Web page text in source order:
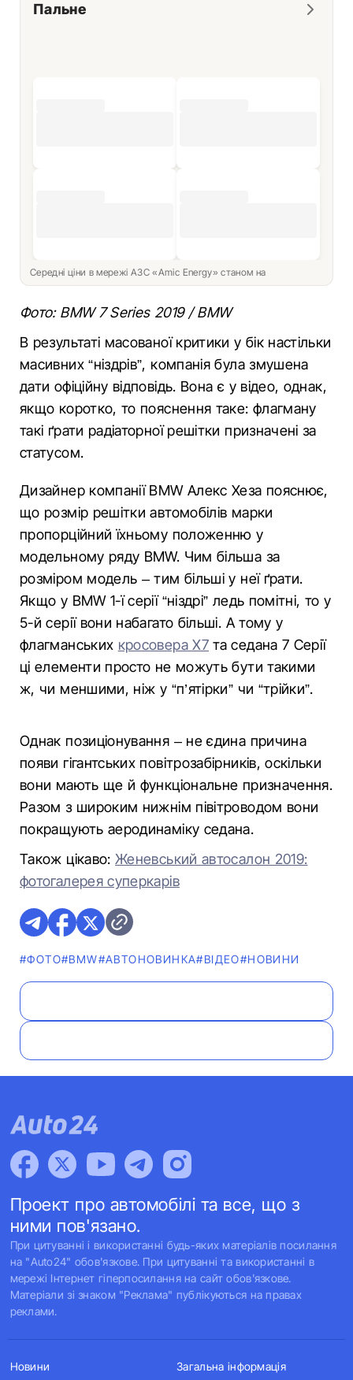
Пальне
Середні ціни в мережі АЗС «Amic Energy» станом на
Фото: BMW 7 Series 2019 / BMW
В результаті масованої критики у бік настільки
масивних “ніздрів”, компанія була змушена
дати офіційну відповідь. Вона є у відео, однак,
якщо коротко, то пояснення таке: флагману
такі ґрати радіаторної решітки призначені за
статусом.
Дизайнер компанії BMW Алекс Хеза пояснює,
що розмір решітки автомобілів марки
пропорційний їхньому положенню у
модельному ряду BMW. Чим більша за
розміром модель – тим більші у неї ґрати.
Якщо у BMW 1-ї серії “ніздрі” ледь помітні, то у
5-й серії вони набагато більші. А тому у
флагманських кросовера X7 та седана 7 Серії
ці елементи просто не можуть бути такими
ж, чи меншими, ніж у “п’ятірки” чи “трійки”.
Однак позиціонування – не єдина причина
появи гігантських повітрозабірників, оскільки
вони мають ще й функціональне призначення.
Разом з широким нижнім півітроводом вони
покращують аеродинаміку седана.
Також цікаво:Женевський автосалон 2019:
фотогалерея суперкарів
#ФОТО#BMW#АВТОНОВИНКА#ВІДЕО#НОВИНИ
Проект про автомобілі та все, що з
ними пов'язано.
При цитуванні і використанні будь-яких матеріалів посилання
на "Auto24" обов'язкове. При цитуванні та використанні в
мережі Інтернет гіперпосилання на сайт обов'язкове.
Матеріали зі знаком "Реклама" публікуються на правах
реклами.
Новини Загальна інформація